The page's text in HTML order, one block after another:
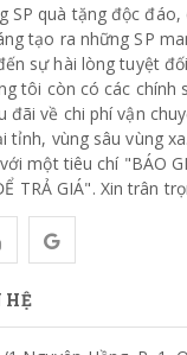
SP quà tặng độc
tạo ra những SP
sự hài lòng tuyệt
tôi còn có các chính
đãi về chi phí vận
tỉnh, vùng sâu vùng
một tiêu chí "BÁO
TRẢ GIÁ". Xin trân
HỆ